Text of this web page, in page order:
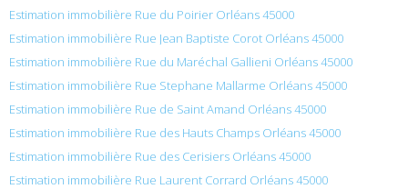
Estimation immobilière Rue du Poirier Orléans 45000
Estimation immobilière Rue Jean Baptiste Corot Orléans 45000
Estimation immobilière Rue du Maréchal Gallieni Orléans 45000
Estimation immobilière Rue Stephane Mallarme Orléans 45000
Estimation immobilière Rue de Saint Amand Orléans 45000
Estimation immobilière Rue des Hauts Champs Orléans 45000
Estimation immobilière Rue des Cerisiers Orléans 45000
Estimation immobilière Rue Laurent Corrard Orléans 45000